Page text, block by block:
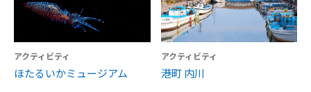
アクティビティ
ほたるいかミュージアム
アクティビティ
港町 内川